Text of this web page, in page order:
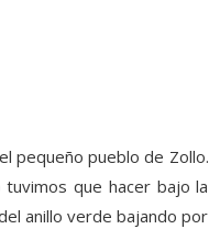
pequeño pueblo de Zollo.
que hacer bajo la
anillo verde bajando por